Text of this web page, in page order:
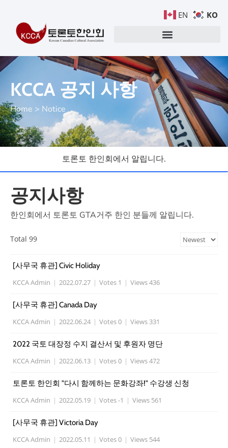
KCCA 공지 사항
Home > Notice
토론토 한인회에서 알립니다.
공지사항
한인회에서 토론토 GTA거주 한인 분들께 알립니다.
Total 99
[사무국 휴관] Civic Holiday
KCCA Admin | 2022.07.27 | Votes 1 | Views 436
[사무국 휴관] Canada Day
KCCA Admin | 2022.06.24 | Votes 0 | Views 331
2022 국토 대장정 수지 결산서 및 후원자 명단
KCCA Admin | 2022.06.13 | Votes 0 | Views 472
토론토 한인회 "다시 함께하는 문화강좌!" 수강생 신청
KCCA Admin | 2022.05.19 | Votes -1 | Views 561
[사무국 휴관] Victoria Day
KCCA Admin | 2022.05.11 | Votes 0 | Views 544
EN KO